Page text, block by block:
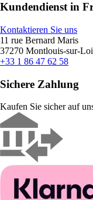
Kundendienst in
Kontaktieren Sie uns
11 rue Bernard Maris
37270 Montlouis-sur-
+33 1 86 47 62 58
Sichere Zahlung
Kaufen Sie sicher auf